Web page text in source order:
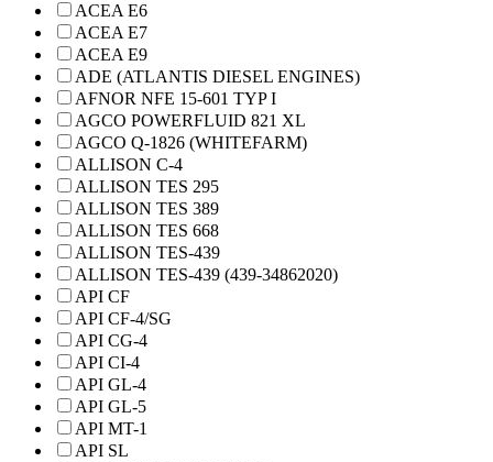
ACEA E6
ACEA E7
ACEA E9
ADE (ATLANTIS DIESEL ENGINES)
AFNOR NFE 15-601 TYP I
AGCO POWERFLUID 821 XL
AGCO Q-1826 (WHITEFARM)
ALLISON C-4
ALLISON TES 295
ALLISON TES 389
ALLISON TES 668
ALLISON TES-439
ALLISON TES-439 (439-34862020)
API CF
API CF-4/SG
API CG-4
API CI-4
API GL-4
API GL-5
API MT-1
API SL